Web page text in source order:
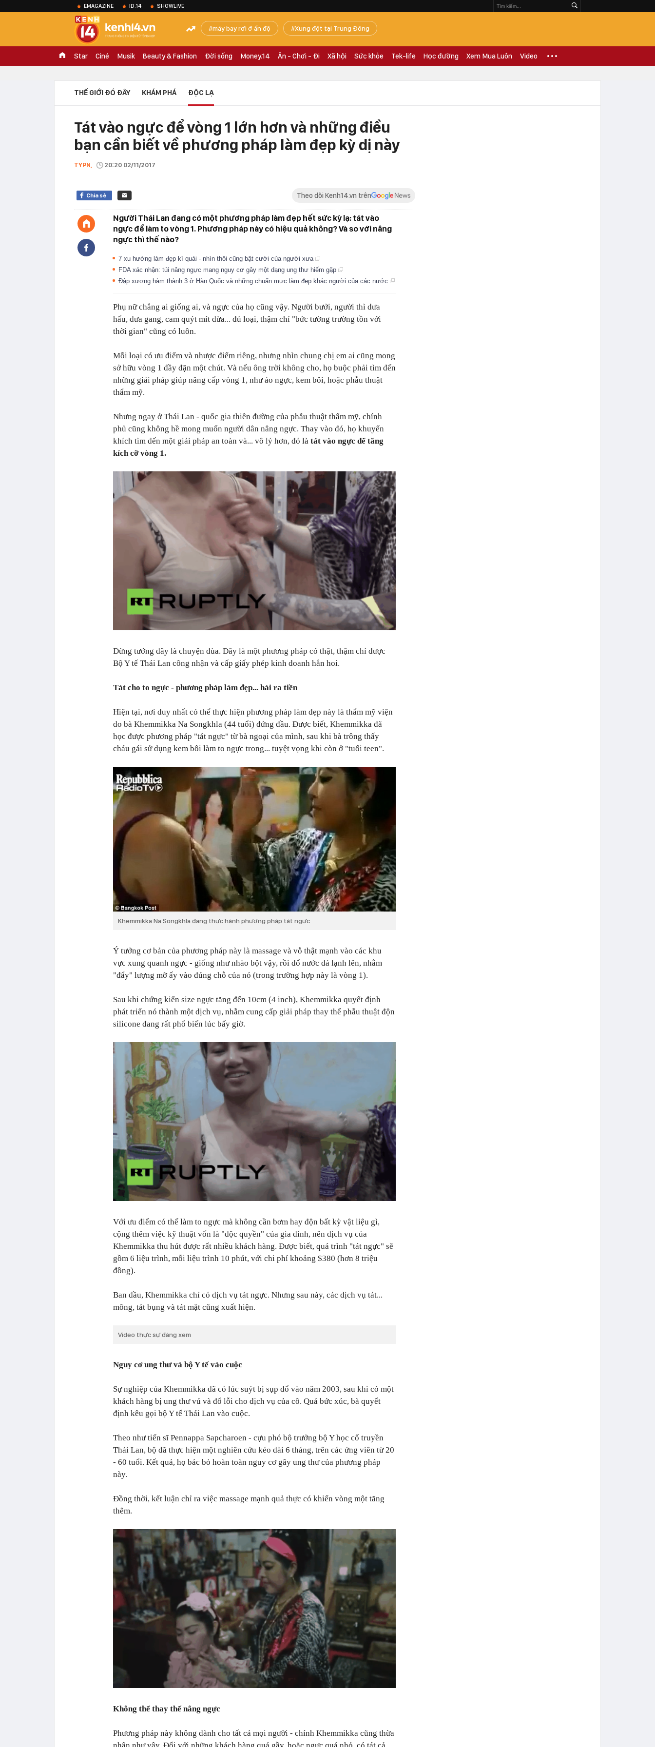
EMAGAZINE ID.14 SHOWLIVE
máy bay rơi ở ấn độ Xung đột tại Trung Đông
Star Ciné Musik Beauty & Fashion Đời sống Money.14 Ăn - Chơi - Đi Xã hội Sức khỏe Tek-life Học đường Xem Mua Luôn Video
THẾ GIỚI ĐÓ ĐÂY KHÁM PHÁ ĐỘC LẠ
Tát vào ngực để vòng 1 lớn hơn và những điều
bạn cần biết về phương pháp làm đẹp kỳ dị này
TYPN, 20:20 02/11/2017
Chia sẻ Theo dõi Kenh14.vn trên
Người Thái Lan đang có một phương pháp làm đẹp hết sức kỳ lạ: tát vào
ngực để làm to vòng 1. Phương pháp này có hiệu quả không? Và so với nâng
ngực thì thế nào?
7 xu hướng làm đẹp kì quái - nhìn thôi cũng bật cười của người xưa
FDA xác nhận: túi nâng ngực mang nguy cơ gây một dạng ung thư hiếm gặp
Đập xương hàm thành 3 ở Hàn Quốc và những chuẩn mực làm đẹp khác người của các nước
Phụ nữ chẳng ai giống ai, và ngực của họ cũng vậy. Người bưởi, người thì dưa
hấu, dưa gang, cam quýt mít dừa... đủ loại, thậm chí "bức tường trường tồn với
thời gian" cũng có luôn.
Mỗi loại có ưu điểm và nhược điểm riêng, nhưng nhìn chung chị em ai cũng mong
sở hữu vòng 1 đầy đặn một chút. Và nếu ông trời không cho, họ buộc phải tìm đến
những giải pháp giúp nâng cấp vòng 1, như áo ngực, kem bôi, hoặc phẫu thuật
thẩm mỹ.
Nhưng ngay ở Thái Lan - quốc gia thiên đường của phẫu thuật thẩm mỹ, chính
phủ cũng không hề mong muốn người dân nâng ngực. Thay vào đó, họ khuyến
khích tìm đến một giải pháp an toàn và... vô lý hơn, đó là tát vào ngực để tăng
kích cỡ vòng 1.
Đừng tưởng đây là chuyện đùa. Đây là một phương pháp có thật, thậm chí được
Bộ Y tế Thái Lan công nhận và cấp giấy phép kinh doanh hẳn hoi.
Tát cho to ngực - phương pháp làm đẹp... hái ra tiền
Hiện tại, nơi duy nhất có thể thực hiện phương pháp làm đẹp này là thẩm mỹ viện
do bà Khemmikka Na Songkhla (44 tuổi) đứng đầu. Được biết, Khemmikka đã
học được phương pháp "tát ngực" từ bà ngoại của mình, sau khi bà trông thấy
cháu gái sử dụng kem bôi làm to ngực trong... tuyệt vọng khi còn ở "tuổi teen".
Khemmikka Na Songkhla đang thực hành phương pháp tát ngực
Ý tưởng cơ bản của phương pháp này là massage và vỗ thật mạnh vào các khu
vực xung quanh ngực - giống như nhào bột vậy, rồi đổ nước đá lạnh lên, nhằm
"đẩy" lượng mỡ ấy vào đúng chỗ của nó (trong trường hợp này là vòng 1).
Sau khi chứng kiến size ngực tăng đến 10cm (4 inch), Khemmikka quyết định
phát triển nó thành một dịch vụ, nhằm cung cấp giải pháp thay thế phẫu thuật độn
silicone đang rất phổ biến lúc bấy giờ.
Với ưu điểm có thể làm to ngực mà không cần bơm hay độn bất kỳ vật liệu gì,
cộng thêm việc kỹ thuật vốn là "độc quyền" của gia đình, nên dịch vụ của
Khemmikka thu hút được rất nhiều khách hàng. Được biết, quá trình "tát ngực" sẽ
gồm 6 liệu trình, mỗi liệu trình 10 phút, với chi phí khoảng $380 (hơn 8 triệu
đồng).
Ban đầu, Khemmikka chỉ có dịch vụ tát ngực. Nhưng sau này, các dịch vụ tát...
mông, tát bụng và tát mặt cũng xuất hiện.
Video thực sự đáng xem
Nguy cơ ung thư và bộ Y tế vào cuộc
Sự nghiệp của Khemmikka đã có lúc suýt bị sụp đổ vào năm 2003, sau khi có một
khách hàng bị ung thư vú và đổ lỗi cho dịch vụ của cô. Quá bức xúc, bà quyết
định kêu gọi bộ Y tế Thái Lan vào cuộc.
Theo như tiến sĩ Pennappa Sapcharoen - cựu phó bộ trưởng bộ Y học cổ truyền
Thái Lan, bộ đã thực hiện một nghiên cứu kéo dài 6 tháng, trên các ứng viên từ 20
- 60 tuổi. Kết quả, họ bác bỏ hoàn toàn nguy cơ gây ung thư của phương pháp
này.
Đồng thời, kết luận chỉ ra việc massage mạnh quả thực có khiến vòng một tăng
thêm.
Không thể thay thế nâng ngực
Phương pháp này không dành cho tất cả mọi người - chính Khemmikka cũng thừa